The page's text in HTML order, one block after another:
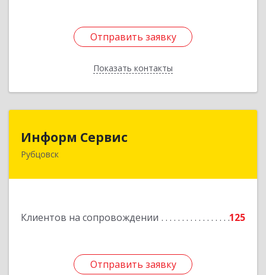
Отправить заявку
Показать контакты
Отправить заявку
Назад
Информ Сервис
Рубцовск
Клиентов на сопровождении 125
Отправить заявку
658204, Алтайский край, Рубцовск г, Алтайская
Отправить заявку